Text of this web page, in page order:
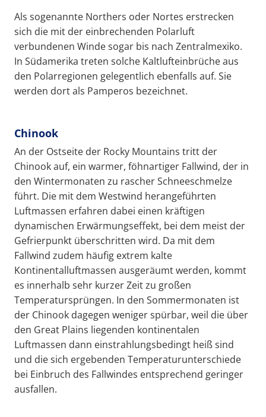
Als sogenannte Northers oder Nortes erstrecken
sich die mit der einbrechenden Polarluft
verbundenen Winde sogar bis nach Zentralmexiko.
In Südamerika treten solche Kaltlufteinbrüche aus
den Polarregionen gelegentlich ebenfalls auf. Sie
werden dort als Pamperos bezeichnet.
Chinook
An der Ostseite der Rocky Mountains tritt der
Chinook auf, ein warmer, föhnartiger Fallwind, der in
den Wintermonaten zu rascher Schneeschmelze
führt. Die mit dem Westwind herangeführten
Luftmassen erfahren dabei einen kräftigen
dynamischen Erwärmungseffekt, bei dem meist der
Gefrierpunkt überschritten wird. Da mit dem
Fallwind zudem häufig extrem kalte
Kontinentalluftmassen ausgeräumt werden, kommt
es innerhalb sehr kurzer Zeit zu großen
Temperatursprüngen. In den Sommermonaten ist
der Chinook dagegen weniger spürbar, weil die über
den Great Plains liegenden kontinentalen
Luftmassen dann einstrahlungsbedingt heiß sind
und die sich ergebenden Temperaturunterschiede
bei Einbruch des Fallwindes entsprechend geringer
ausfallen.